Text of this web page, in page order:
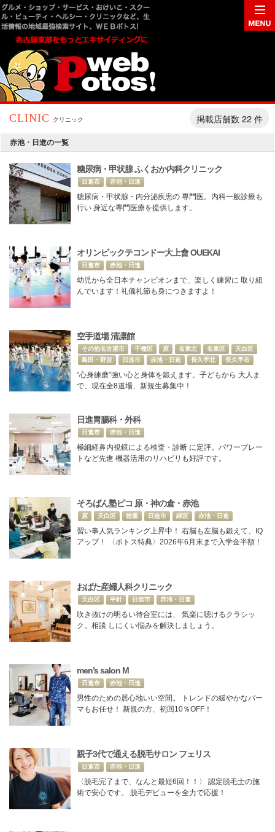
CLINIC クリニック 掲載店舗数 22 件
赤池・日進の一覧
糖尿病・甲状腺 ふくおか内科クリニック
日進市 赤池・日進
糖尿病・甲状腺・内分泌疾患の 専門医。内科一般診療も
行い 身近な専門医療を提供します。
オリンピックテコンドー大上會 OUEKAI
日進市 赤池・日進
幼児から全日本チャンピオンまで、楽しく練習に 取り組
んでいます！礼儀礼節も身につきますよ！
空手道場 清凛館
その他名古屋市 千種区 原 名東北 名東区
天白区
島田・野並
日進市 赤池・日進 長久手北 長久手市
“心身練磨”強い心と身体を鍛えます。子どもから 大人ま
で、現在全8道場、新規生募集中！
日進胃腸科・外科
日進市 赤池・日進
極細経鼻内視鏡による検査・診断 に定評。パワープレー
トなど先進 機器活用のリハビリも好評です。
そろばん塾ピコ 原・神の倉・赤池
原 天白区 徳重 日進市 緑区 赤池・日進
習い事人気ランキング上昇中！ 右脳も左脳も鍛えて、IQ
アップ！ 〈ポトス特典〉2026年6月末まで入学金半額！
おばた産婦人科クリニック
天白区 平針 日進市 赤池・日進
吹き抜けの明るい待合室には、 気楽に聴けるクラシッ
ク。相談 しにくい悩みを解決しましょう。
men’s salon M
日進市 赤池・日進
男性のための居心地いい空間。 トレンドの緩やかなパー
マもお任せ！ 新規の方、初回10％OFF！
親子3代で通える脱毛サロン フェリス
日進市 赤池・日進
〈脱毛完了まで、なんと最短6回！！〉 認定脱毛士の施
術で安心です。 脱毛デビューを全力で応援！